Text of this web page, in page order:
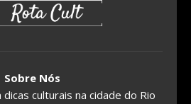
Sobre Nós
culturais na cidade do Rio